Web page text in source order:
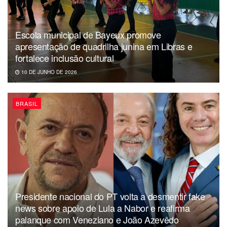
Escola municipal de Bayeux promove
apresentação de quadrilha junina em Libras e
fortalece inclusão cultural
10 DE JUNHO DE 2026
BRASIL
Presidente nacional do PT volta a desmentir fake
news sobre apoio de Lula a Nabor e reafirma
palanque com Veneziano e João Azevêdo